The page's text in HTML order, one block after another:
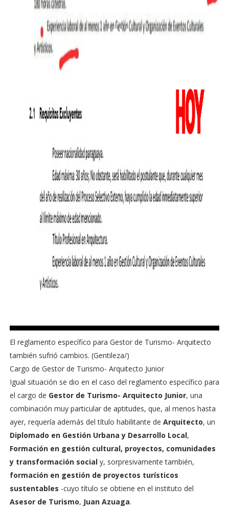
El reglamento específico para Gestor de Turismo- Arquitecto
también sufrió cambios. (Gentileza/)
Cargo de Gestor de Turismo- Arquitecto Junior
Igual situación se dio en el caso del reglamento específico para
el cargo de Gestor de Turismo- Arquitecto Junior, una
combinación muy particular de aptitudes, que, al menos hasta
ayer, requería además del título habilitante de Arquitecto, un
Diplomado en Gestión Urbana y Desarrollo Local,
Formación en gestión cultural, proyectos, comunidades
y transformación socialy, sorpresivamente también,
formación en gestión de proyectos turísticos
sustentables -cuyo título se obtiene en el instituto del
Asesor de Turismo, Juan Azuaga.